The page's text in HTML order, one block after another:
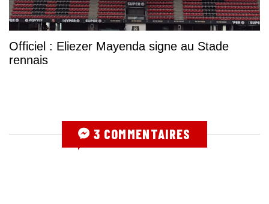
Officiel : Eliezer Mayenda signe au Stade
rennais
3 COMMENTAIRES